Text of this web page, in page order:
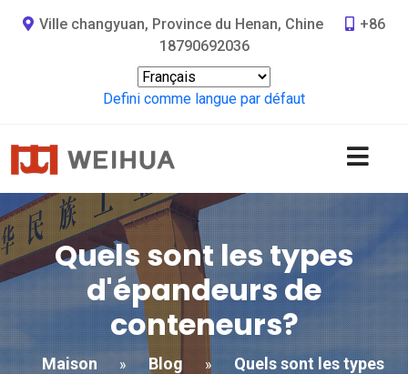
Ville changyuan, Province du Henan, Chine
+86
18790692036
Defini comme langue par défaut
Quels sont les types
d'épandeurs de
conteneurs?
Maison » Blog »
Quels sont les types